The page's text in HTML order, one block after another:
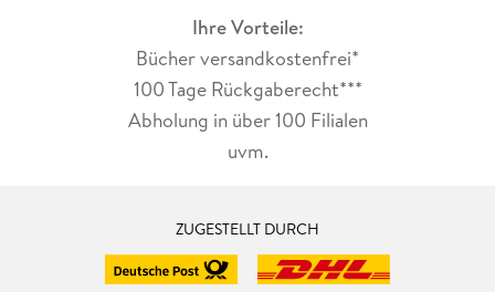
Ihre Vorteile:
Bücher versandkostenfrei*
100 Tage Rückgaberecht***
Abholung in über 100 Filialen
uvm.
ZUGESTELLT DURCH